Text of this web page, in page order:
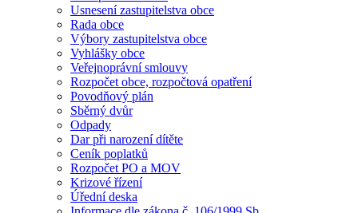
Usnesení zastupitelstva obce
Rada obce
Výbory zastupitelstva obce
Vyhlášky obce
Veřejnoprávní smlouvy
Rozpočet obce, rozpočtová opatření
Povodňový plán
Sběrný dvůr
Odpady
Dar při narození dítěte
Ceník poplatků
Rozpočet PO a MOV
Krizové řízení
Úřední deska